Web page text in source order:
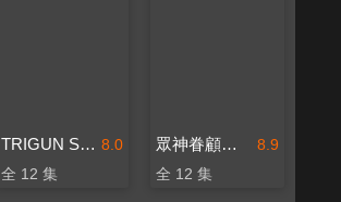
8.0
TRIGUN STAMPEDE
全 12 集
8.9
眾神眷顧的男人
全 12 集